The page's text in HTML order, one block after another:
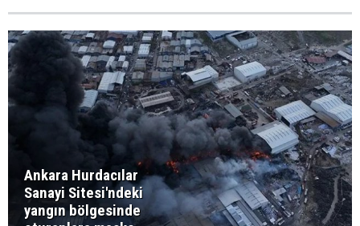
Ankara Hurdacılar
Sanayi Sitesi'ndeki
yangın bölgesinde